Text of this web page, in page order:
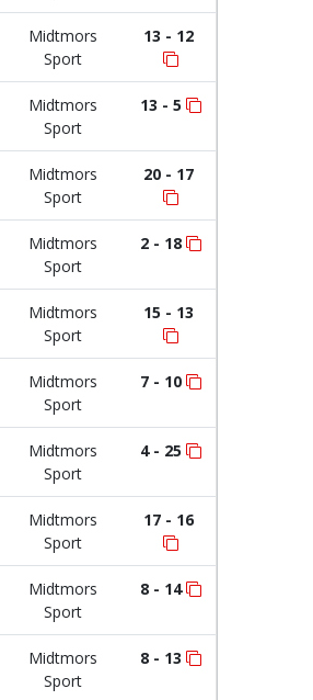
Midtmors
Sport
13 - 12
Midtmors
Sport
13 - 5
Midtmors
Sport
20 - 17
Midtmors
Sport
2 - 18
Midtmors
Sport
15 - 13
Midtmors
Sport
7 - 10
Midtmors
Sport
4 - 25
Midtmors
Sport
17 - 16
Midtmors
Sport
8 - 14
Midtmors
Sport
8 - 13